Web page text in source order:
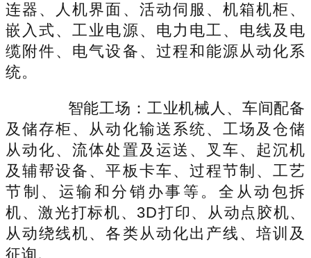
连器、人机界面、活动伺服、机箱机柜、
嵌入式、工业电源、电力电工、电线及电
缆附件、电气设备、过程和能源从动化系
统。
智能工场：工业机械人、车间配备
及储存柜、从动化输送系统、工场及仓储
从动化、流体处置及运送、叉车、起沉机
及辅帮设备、平板卡车、过程节制、工艺
节制、运输和分销办事等。全从动包拆
机、激光打标机、3D打印、从动点胶机、
从动绕线机、各类从动化出产线、培训及
征询。